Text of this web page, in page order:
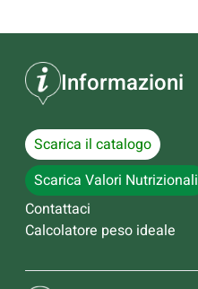
Informazioni
Scarica il catalogo
Scarica Valori Nutrizionali
Contattaci
Calcolatore peso ideale